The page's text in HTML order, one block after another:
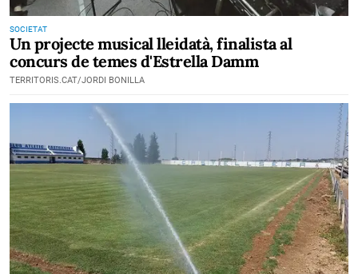
SOCIETAT
Un projecte musical lleidatà, finalista al
concurs de temes d'Estrella Damm
TERRITORIS.CAT/JORDI BONILLA